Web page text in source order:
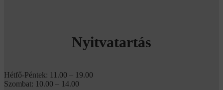
Nyitvatartás
Hétfő-Péntek: 11.00 – 19.00
Szombat: 10.00 – 14.00